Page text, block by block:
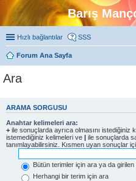
Barış
Hızlı bağlantılar SSS
Forum Ana Sayfa
Ara
ARAMA SORGUSU
Anahtar kelimeleri ara:
+ ile sonuçlarda ayrıca olmasını istediğiniz
istemediğiniz kelimeleri ve | ile sonuçlarda
tanımlayabilirsiniz. Kısmen uyan sonuçlar
Bütün terimler için ara ya da
Herhangi bir terim için ara